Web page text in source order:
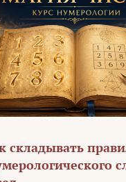
складывать